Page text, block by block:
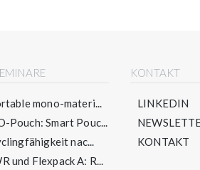
mono-materi...
Pouch: Smart Pouc...
nac...
und Flexpack A: R...
KONTAKT
LINKEDIN
KONTAKT